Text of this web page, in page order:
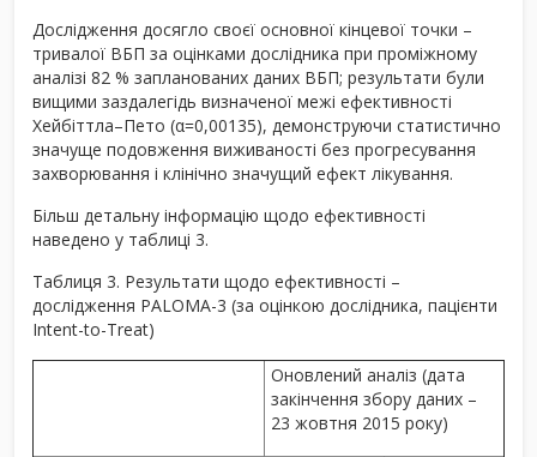
Дослідження досягло своєї основної кінцевої точки –
тривалої ВБП за оцінками дослідника при проміжному
аналізі 82 % запланованих даних ВБП; результати були
вищими заздалегідь визначеної межі ефективності
Хейбіттла–Пето (α=0,00135), демонструючи статистично
значуще подовження виживаності без прогресування
захворювання і клінічно значущий ефект лікування.
Більш детальну інформацію щодо ефективності
наведено у таблиці 3.
Таблиця 3. Результати щодо ефективності –
дослідження PALOMA-3 (за оцінкою дослідника, пацієнти
Intent-to-Treat)
Оновлений аналіз (дата
закінчення збору даних –
23 жовтня 2015 року)